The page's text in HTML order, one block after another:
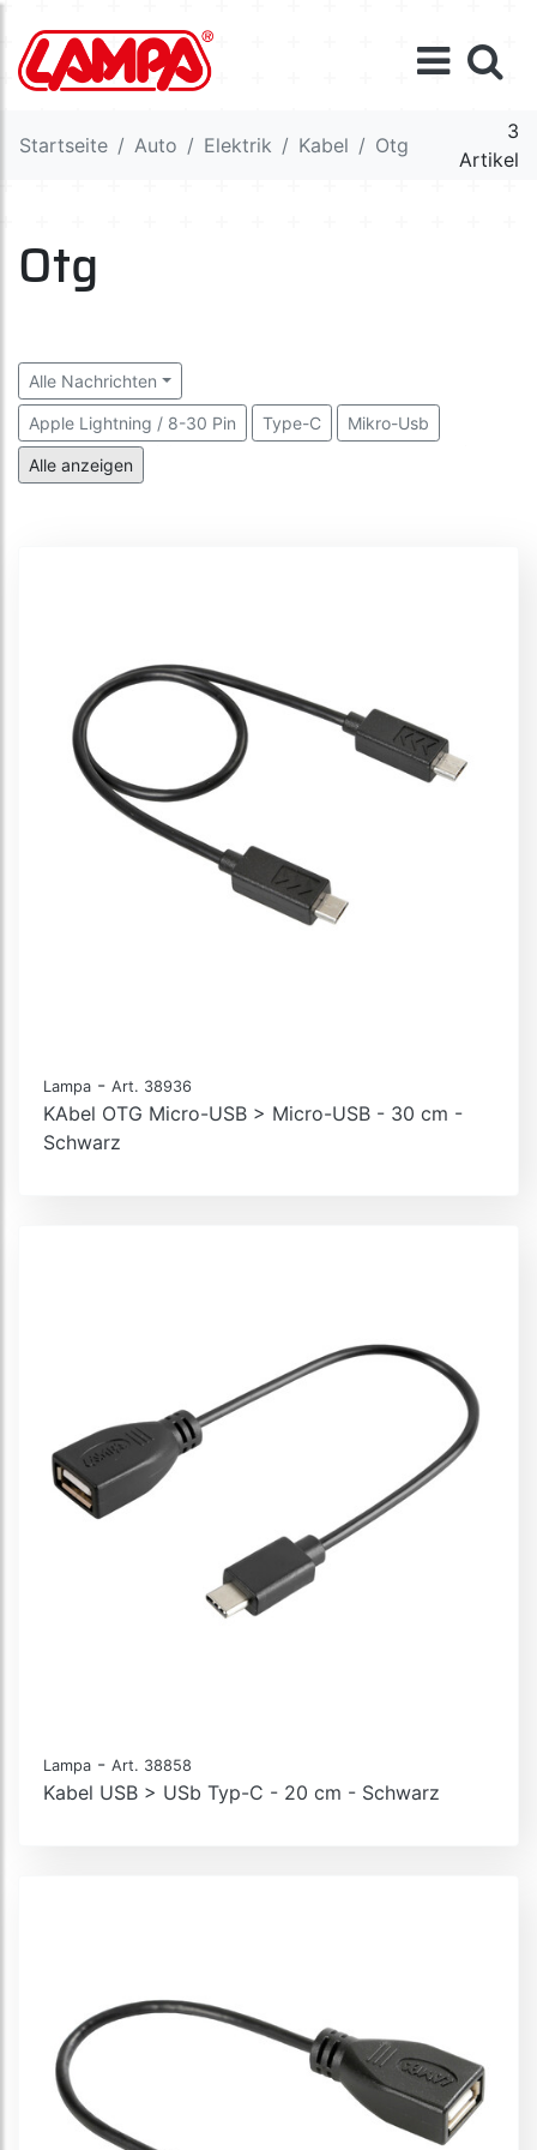
Startseite Auto Elektrik Kabel Otg
3
Artikel
Otg
Alle Nachrichten
Apple Lightning / 8-30 Pin Type-C Mikro-Usb
Multi-Anschluss
Alle anzeigen
Lampa - Art. 38936
KAbel OTG Micro-USB > Micro-USB - 30 cm -
Schwarz
Lampa - Art. 38858
Kabel USB > USb Typ-C - 20 cm - Schwarz